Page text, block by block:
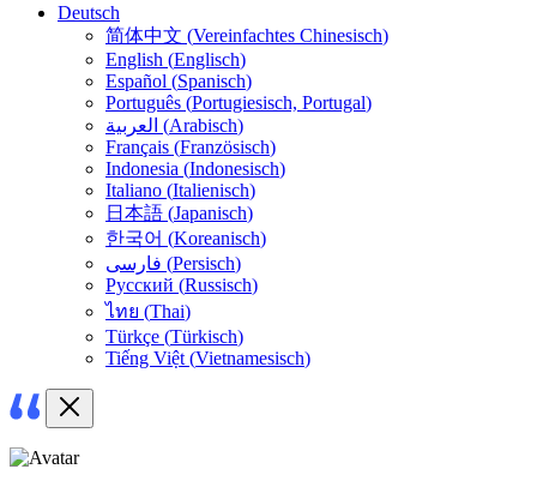
Deutsch
简体中文 (Vereinfachtes Chinesisch)
English (Englisch)
Español (Spanisch)
Português (Portugiesisch, Portugal)
العربية (Arabisch)
Français (Französisch)
Indonesia (Indonesisch)
Italiano (Italienisch)
日本語 (Japanisch)
한국어 (Koreanisch)
فارسی (Persisch)
Русский (Russisch)
ไทย (Thai)
Türkçe (Türkisch)
Tiếng Việt (Vietnamesisch)